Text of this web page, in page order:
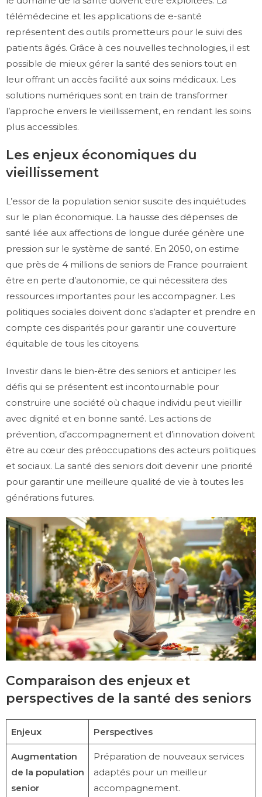
télémédecine et les applications de e-santé
représentent des outils prometteurs pour le suivi des
patients âgés. Grâce à ces nouvelles technologies, il est
possible de mieux gérer la santé des seniors tout en
leur offrant un accès facilité aux soins médicaux. Les
solutions numériques sont en train de transformer
l’approche envers le vieillissement, en rendant les soins
plus accessibles.
Les enjeux économiques du
vieillissement
L’essor de la population senior suscite des inquiétudes
sur le plan économique. La hausse des dépenses de
santé liée aux affections de longue durée génère une
pression sur le système de santé. En 2050, on estime
que près de 4 millions de seniors de France pourraient
être en perte d’autonomie, ce qui nécessitera des
ressources importantes pour les accompagner. Les
politiques sociales doivent donc s’adapter et prendre en
compte ces disparités pour garantir une couverture
équitable de tous les citoyens.
Investir dans le bien-être des seniors et anticiper les
défis qui se présentent est incontournable pour
construire une société où chaque individu peut vieillir
avec dignité et en bonne santé. Les actions de
prévention, d’accompagnement et d’innovation doivent
être au cœur des préoccupations des acteurs politiques
et sociaux. La santé des seniors doit devenir une priorité
pour garantir une meilleure qualité de vie à toutes les
générations futures.
Comparaison des enjeux et
perspectives de la santé des seniors
Enjeux Perspectives
Augmentation
de la population
senior
Préparation de nouveaux services
adaptés pour un meilleur
accompagnement.